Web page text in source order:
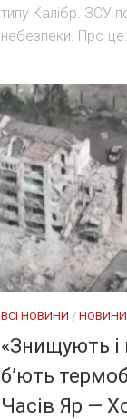
типу Калібр. ЗСУ
небезпеки. Про це...
ВСІ НОВИНИ / НОВИНИ
«Знищують
б’ють
Часів Яр —